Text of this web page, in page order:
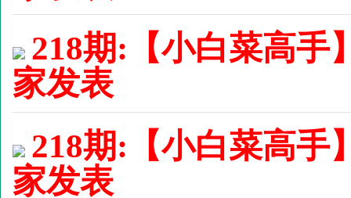
218期:【小白菜高手
家发表
218期:【小白菜高手
家发表